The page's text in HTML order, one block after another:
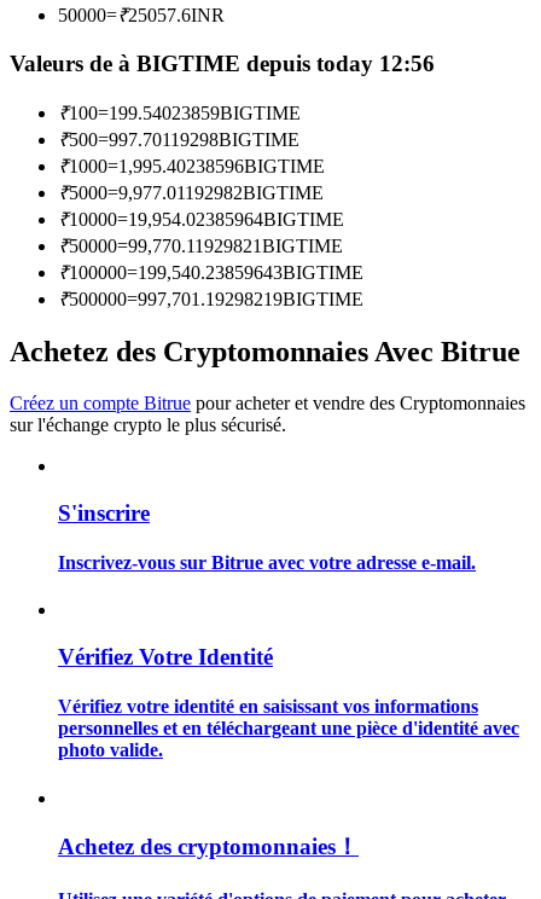
Information
Analyse de mégadonnées, y compris des informations
commerciales, etc.
50000=₹25057.6INR
Valeurs de à BIGTIME depuis today 12:56
₹100=199.54023859BIGTIME
₹500=997.70119298BIGTIME
₹1000=1,995.40238596BIGTIME
₹5000=9,977.01192982BIGTIME
₹10000=19,954.02385964BIGTIME
₹50000=99,770.11929821BIGTIME
₹100000=199,540.23859643BIGTIME
₹500000=997,701.19298219BIGTIME
Achetez des Cryptomonnaies Avec Bitrue
Créez un compte Bitrue pour acheter et vendre des Cryptomonnaies
sur l'échange crypto le plus sécurisé.
S'inscrire
Inscrivez-vous sur Bitrue avec votre adresse e-mail.
Vérifiez Votre Identité
Vérifiez votre identité en saisissant vos informations
personnelles et en téléchargeant une pièce d'identité avec
photo valide.
Achetez des cryptomonnaies！